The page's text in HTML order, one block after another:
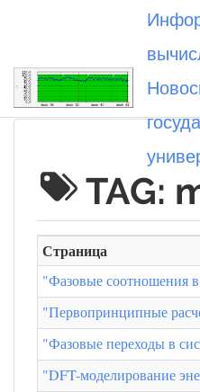
Вы посетили
TAG:
Страница
"Фазовые соотношения
"Первопринципные
"Фазовые переходы в
"DFT-моделирование